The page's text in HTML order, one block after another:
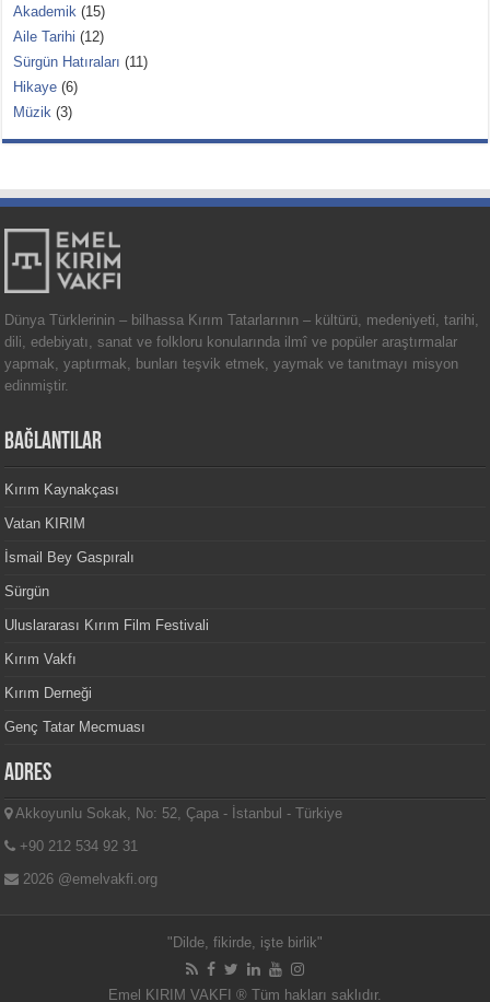
Akademik (15)
Aile Tarihi (12)
Sürgün Hatıraları (11)
Hikaye (6)
Müzik (3)
Dünya Türklerinin – bilhassa Kırım Tatarlarının – kültürü, medeniyeti, tarihi,
dili, edebiyatı, sanat ve folkloru konularında ilmî ve popüler araştırmalar
yapmak, yaptırmak, bunları teşvik etmek, yaymak ve tanıtmayı misyon
edinmiştir.
BAĞLANTILAR
Kırım Kaynakçası
Vatan KIRIM
İsmail Bey Gaspıralı
Sürgün
Uluslararası Kırım Film Festivali
Kırım Vakfı
Kırım Derneği
Genç Tatar Mecmuası
Adres
Akkoyunlu Sokak, No: 52, Çapa - İstanbul - Türkiye
+90 212 534 92 31
2026 @emelvakfi.org
"Dilde, fikirde, işte birlik"
Emel KIRIM VAKFI ® Tüm hakları saklıdır.